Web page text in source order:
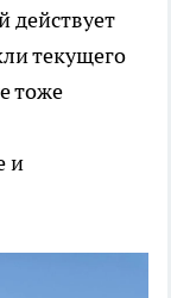
действует
текущего
тоже
и